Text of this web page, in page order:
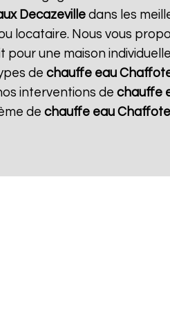
Decazeville dans les
locataire. Nous vous
pour une maison
de chauffe eau
interventions de chauffe
de chauffe eau